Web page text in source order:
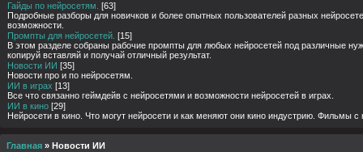
Гайды по нейросетям. [63]
Подробные разборы для новичков и более опытных пользователей разных
возможности.
Промпты для нейросетей. [15]
В этом разделе собраны рабочие промпты для любых нейросетей под различные
копируй вставляй и получай отличный результат.
Новости ИИ [35]
Новости про и по нейросетям.
ИИ в играх [13]
Все что связанно геймдейв с нейросетями и возможности нейросетей в играх.
ИИ в кино [29]
Нейросети в кино. Что могут нейросети и как меняют они кино индустрию. Фильмы с
Главная » Новости ИИ